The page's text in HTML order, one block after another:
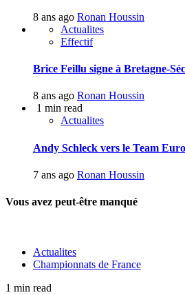
8 ans ago Ronan Houssin
Actualites
Effectif
Brice Feillu signe à Bretagne-
8 ans ago Ronan Houssin
1 min read
Actualites
Andy Schleck vers le Team
7 ans ago Ronan Houssin
Vous avez peut-être manqué
Actualites
Championnats de France
1 min read